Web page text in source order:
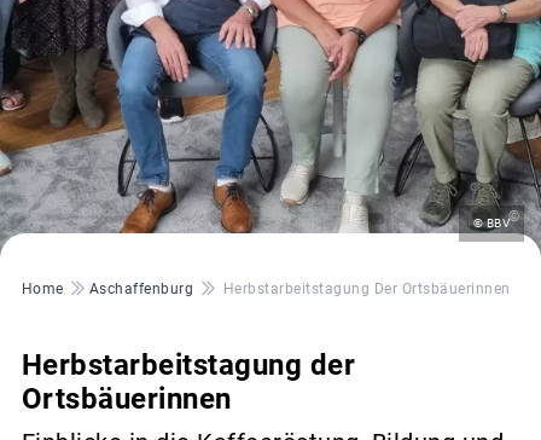
© BBV©
Pfadnavigation
Home Aschaffenburg Herbstarbeitstagung Der Ortsbäuerinnen
Herbstarbeitstagung der
Ortsbäuerinnen